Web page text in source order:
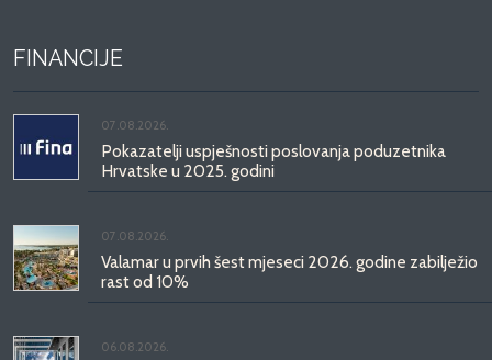
FINANCIJE
07.08.2026.
Pokazatelji uspješnosti poslovanja poduzetnika
Hrvatske u 2025. godini
07.08.2026.
Valamar u prvih šest mjeseci 2026. godine zabilježio
rast od 10%
06.08.2026.